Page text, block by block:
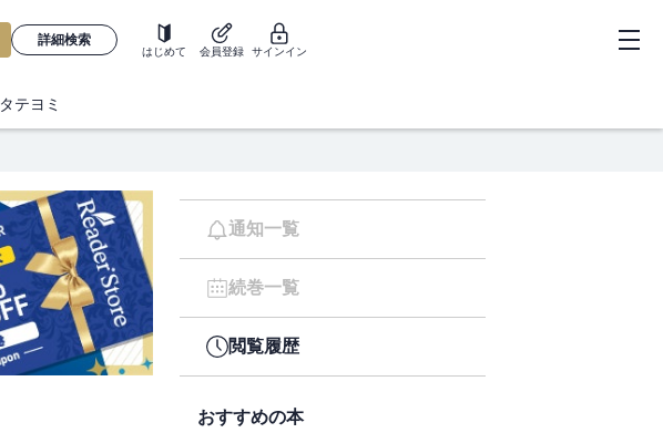
詳細検索
はじめて 会員登録 サインイン
タテヨミ
通知一覧
続巻一覧
閲覧履歴
おすすめの本